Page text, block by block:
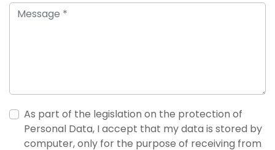
As part of the legislation on the protection of
Personal Data, I accept that my data is stored by
computer, only for the purpose of receiving from